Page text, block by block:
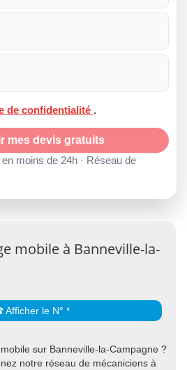
de confidentialité .
mes devis gratuits
moins de 24h · Réseau de
mobile à Banneville-la-
le N° *
sur Banneville-la-Campagne ?
notre réseau de mécaniciens à